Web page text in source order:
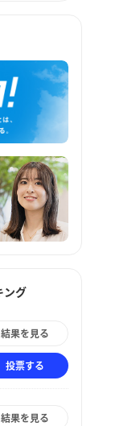
ング
結果を見る
投票する
結果を見る